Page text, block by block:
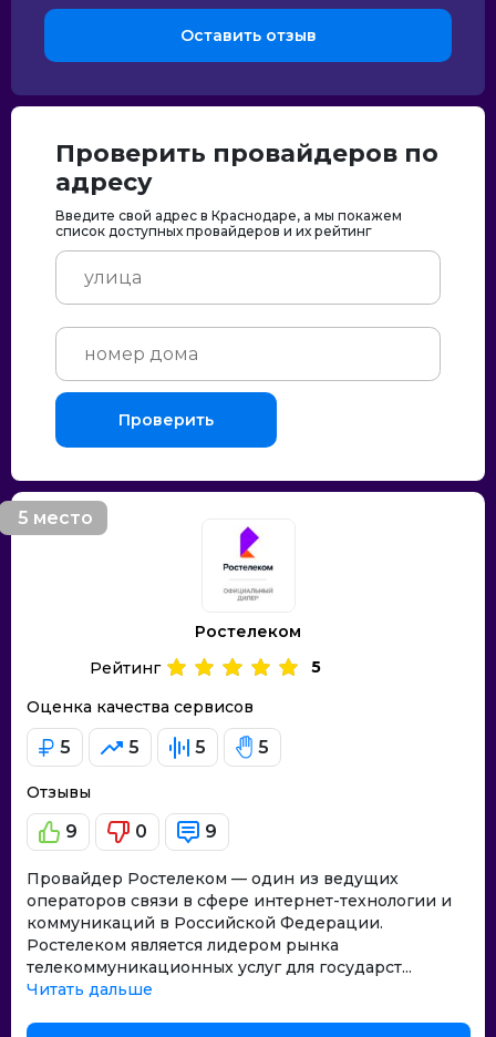
Оставить отзыв
Проверить провайдеров по
адресу
Введите свой адрес в Краснодаре, а мы покажем
список доступных провайдеров и их рейтинг
Проверить
5 место
Ростелеком
Оценка качества сервисов
5 5 5 5
Отзывы
9 0 9
Рейтинг 5
Провайдер Ростелеком — один из ведущих
операторов связи в сфере интернет-технологии и
коммуникаций в Российской Федерации.
Ростелеком является лидером рынка
телекоммуникационных услуг для государст...
Читать дальше